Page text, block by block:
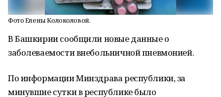
Фото Елены Колоколовой.
В Башкирии сообщили новые данные о
заболеваемости внебольничной пневмонией.
По информации Минздрава республики, за
минувшие сутки в республике было